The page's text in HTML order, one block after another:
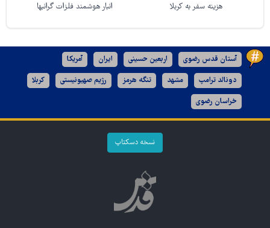
هزینه سفر به کربلا انبار هوشمند فلزات گرانبها
آستان قدس رضوی اربعین حسینی ایران آمریکا
دونالد ترامپ مشهد تنگه هرمز رژیم صهیونیستی کربلا
خراسان رضوی
نسخه دسکتاپ